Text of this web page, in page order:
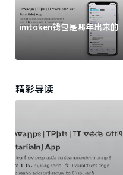
imtoken钱包是哪年出来的？
一文给你说清楚
精彩导读